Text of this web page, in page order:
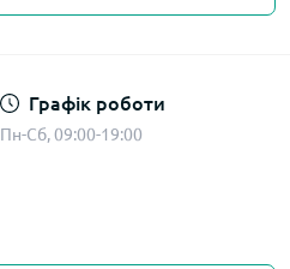
Графік роботи
Пн-Сб, 09:00-19:00